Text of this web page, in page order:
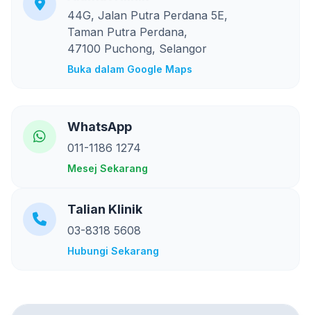
44G, Jalan Putra Perdana 5E,
Taman Putra Perdana,
47100 Puchong, Selangor
Buka dalam Google Maps
WhatsApp
011-1186 1274
Mesej Sekarang
Talian Klinik
03-8318 5608
Hubungi Sekarang